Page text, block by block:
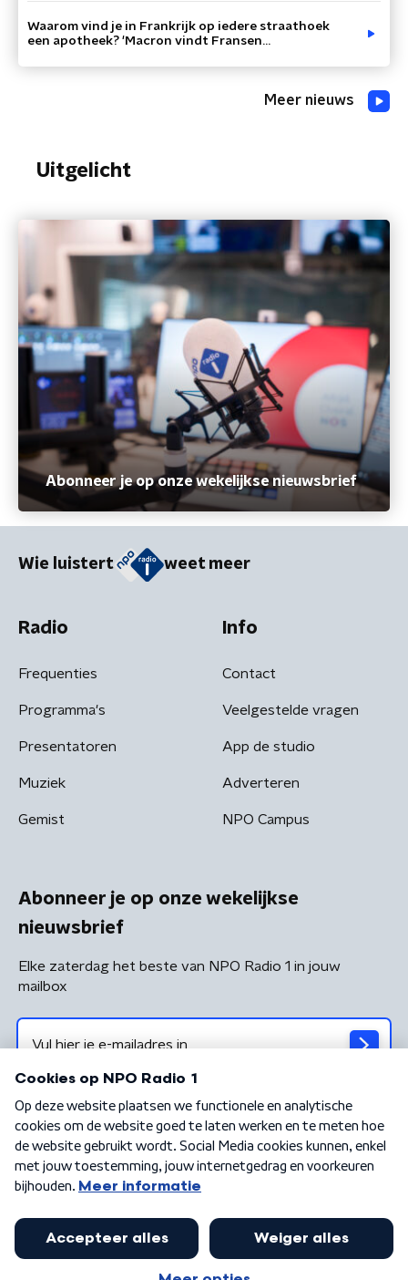
Waarom vind je in Frankrijk op iedere straathoek
een apotheek? 'Macron vindt Fransen
Meer nieuws
Uitgelicht
Abonneer je op onze wekelijkse nieuwsbrief
Wie luistert weet meer
Radio
Frequenties
Programma's
Presentatoren
Muziek
Gemist
Info
Contact
Veelgestelde vragen
App de studio
Adverteren
NPO Campus
Abonneer je op onze wekelijkse
nieuwsbrief
Elke zaterdag het beste van NPO Radio 1 in jouw
mailbox
Algemene voorwaarden